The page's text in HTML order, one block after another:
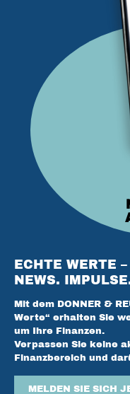
ECHTE WERTE –
NEWS.
Mit dem DONNER &
Werte“ erhalten Sie
um Ihre Finanzen.
Verpassen Sie keine
Finanzbereich und
MELDEN SIE SICH